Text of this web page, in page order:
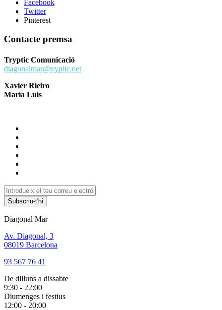
Facebook
Twitter
Pinterest
Contacte premsa
Tryptic Comunicació
diagonalmar@tryptic.net
Xavier Rieiro
María Luis
Subscriu-t'hi
Diagonal Mar
Av. Diagonal, 3
08019 Barcelona
93 567 76 41
De dilluns a dissabte
9:30 - 22:00
Diumenges i festius
12:00 - 20:00